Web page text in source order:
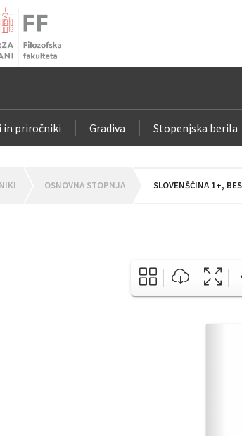
in priročniki Gradiva Stopenjska berila
OSNOVNA STOPNJA SLOVENŠČINA 1+,